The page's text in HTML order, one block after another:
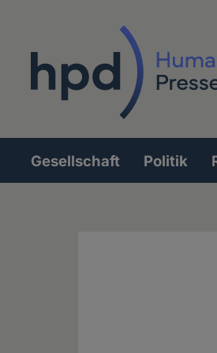
Hauptnavigation
Gesellschaft Politik